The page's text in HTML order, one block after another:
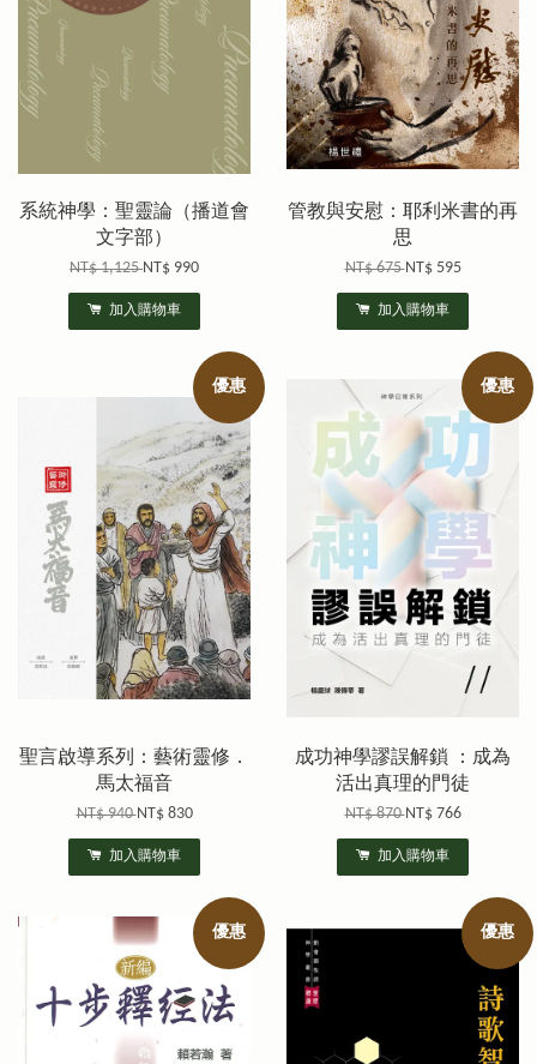
系統神學：聖靈論（播道會
文字部）
NT$ 1,125NT$ 990
加入購物車
管教與安慰：耶利米書的再
思
NT$ 675NT$ 595
加入購物車
優惠
聖言啟導系列：藝術靈修．
馬太福音
NT$ 940NT$ 830
加入購物車
優惠
成功神學謬誤解鎖 ：成為
活出真理的門徒
NT$ 870NT$ 766
加入購物車
優惠 優惠